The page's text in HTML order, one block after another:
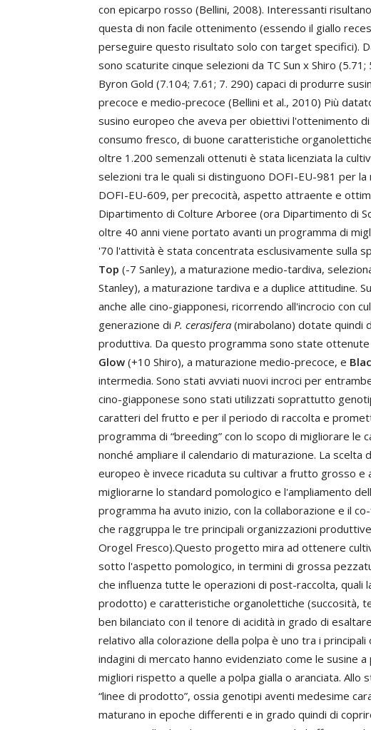
con epicarpo rosso (Bellini, 2008). Interessanti
questa di non facile ottenimento (essendo il giallo
perseguire questo risultato solo con target specifici).
sono scaturite cinque selezioni da TC Sun x Shiro
Byron Gold (7.104; 7.61; 7. 290) capaci di produrre
precoce e medio-precoce (Bellini et al., 2010) Più
susino europeo che aveva per obiettivi l'ottenimento
consumo fresco, di buone caratteristiche
oltre 1.200 semenzali ottenuti è stata licenziata la
selezioni tra le quali si distinguono DOFI-EU-981 per
DOFI-EU-609, per precocità, aspetto attraente e
Dipartimento di Colture Arboree (ora Dipartimento di
oltre 40 anni viene portato avanti un programma di
'70 l'attività è stata concentrata esclusivamente sulla
Top (-7 Sanley), a maturazione medio-tardiva,
Stanley), a maturazione tardiva e a duplice attitudine.
anche alle cino-giapponesi, ricorrendo all'incrocio con
generazione di P. cerasifera (mirabolano) dotate quindi
produttiva. Da questo programma sono state ottenute
Glow (+10 Shiro), a maturazione medio-precoce, e
intermedia. Sono stati avviati nuovi incroci per
cino-giapponese sono stati utilizzati soprattutto
caratteri del frutto e per il periodo di raccolta e
programma di “breeding” con lo scopo di migliorare
nonché ampliare il calendario di maturazione. La
europeo è invece ricaduta su cultivar a frutto grosso e
migliorarne lo standard pomologico e l'ampliamento
programma ha avuto inizio, con la collaborazione e il
che raggruppa le tre principali organizzazioni
Orogel Fresco).Questo progetto mira ad ottenere
sotto l'aspetto pomologico, in termini di grossa
che influenza tutte le operazioni di post-raccolta, quali
prodotto) e caratteristiche organolettiche (succosità,
ben bilanciato con il tenore di acidità in grado di
relativo alla colorazione della polpa è uno tra i
indagini di mercato hanno evidenziato come le susine
migliori rispetto a quelle a polpa gialla o aranciata.
“linee di prodotto”, ossia genotipi aventi medesime
maturano in epoche differenti e in grado quindi di